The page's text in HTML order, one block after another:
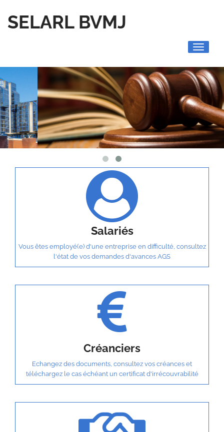
SELARL BVMJ
Toggle
Salariés
Vous êtes employé(e) d'une entreprise en difficulté, consultez
l'état de vos demandes d'avances AGS
Créanciers
Echangez des documents, consultez vos créances et
téléchargez le cas échéant un certificat d'irrécouvrabilité